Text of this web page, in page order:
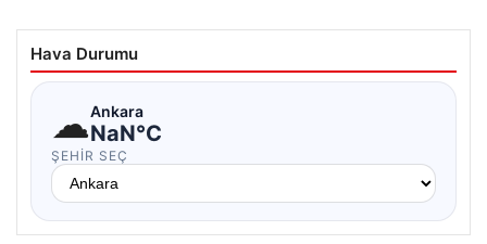
Hava Durumu
☁Ankara
NaN°C
ŞEHIR SEÇ